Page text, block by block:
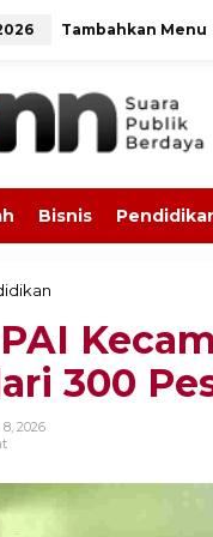
Tambahkan Menu
Bisnis
t
K
300
2026